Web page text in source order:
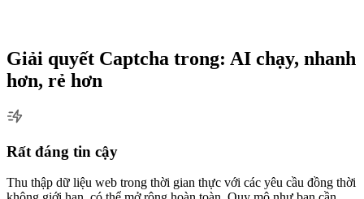
Giải quyết Captcha trong: AI chạy, nhanh
hơn, rẻ hơn
Rất đáng tin cậy
Thu thập dữ liệu web trong thời gian thực với các yêu cầu đồng thời